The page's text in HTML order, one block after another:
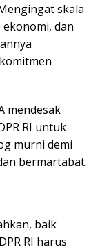
skala
dan
mendesak
RI untuk
murni demi
bermartabat.
baik
RI harus